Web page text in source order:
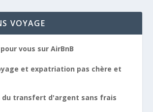
VOYAGE
vous sur AirBnB
et expatriation pas chère et
du transfert d'argent sans frais